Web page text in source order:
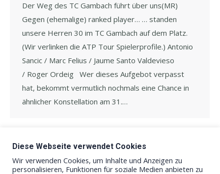
Der Weg des TC Gambach führt über uns(MR)
Gegen (ehemalige) ranked player… … standen
unsere Herren 30 im TC Gambach auf dem Platz.
(Wir verlinken die ATP Tour Spielerprofile.) Antonio
Sancic / Marc Felius / Jaume Santo Valdevieso
/ Roger Ordeig Wer dieses Aufgebot verpasst
hat, bekommt vermutlich nochmals eine Chance in
ähnlicher Konstellation am 31.…
4
Diese Webseite verwendet Cookies
Wir verwenden Cookies, um Inhalte und Anzeigen zu
personalisieren, Funktionen für soziale Medien anbieten zu